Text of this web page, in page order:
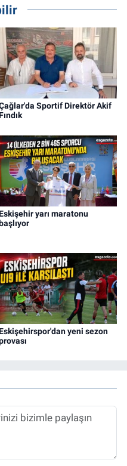
Sportif Direktör Akif
yarı maratonu
yeni sezon